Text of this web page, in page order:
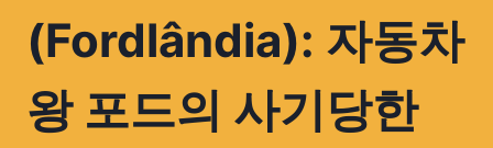
(Fordlândia): 자동차
왕 포드의 사기당한